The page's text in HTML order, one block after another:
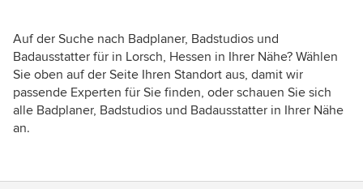
Auf der Suche nach Badplaner, Badstudios und
Badausstatter für in Lorsch, Hessen in Ihrer Nähe? Wählen
Sie oben auf der Seite Ihren Standort aus, damit wir
passende Experten für Sie finden, oder schauen Sie sich
alle Badplaner, Badstudios und Badausstatter in Ihrer Nähe
an.